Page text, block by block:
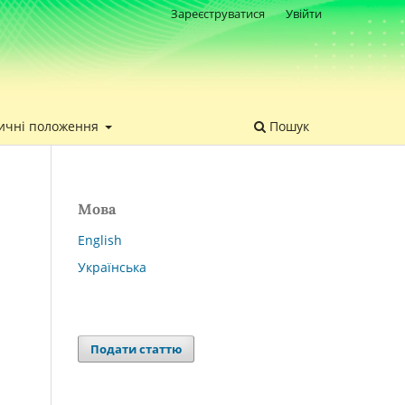
положення Пошук
Зареєструватися Увійти
Мова
English
Українська
Подати статтю